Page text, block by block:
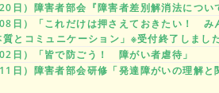
日）障害者部会『障害者差別解消法につい
日）「これだけは押さえておきたい！ み
とコミュニケーション」※受付終了しまし
日）「皆で防ごう！ 障がい者虐待」
日）障害者部会研修「発達障がいの理解と